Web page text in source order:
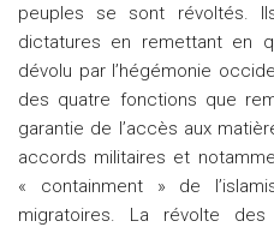
peuples se sont révoltés.
dictatures en remettant en
dévolu par l’hégémonie
des quatre fonctions que
garantie de l’accès aux
accords militaires et
« containment » de
migratoires. La révolte